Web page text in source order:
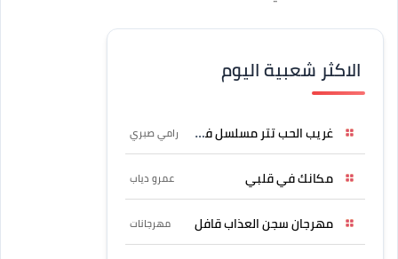
الاكثر شعبية اليوم
غريب الحب تتر مسلسل فرصة رامي صبري
مكانك في قلبي عمرو دياب
مهرجان سجن العذاب قافل مهرجانات